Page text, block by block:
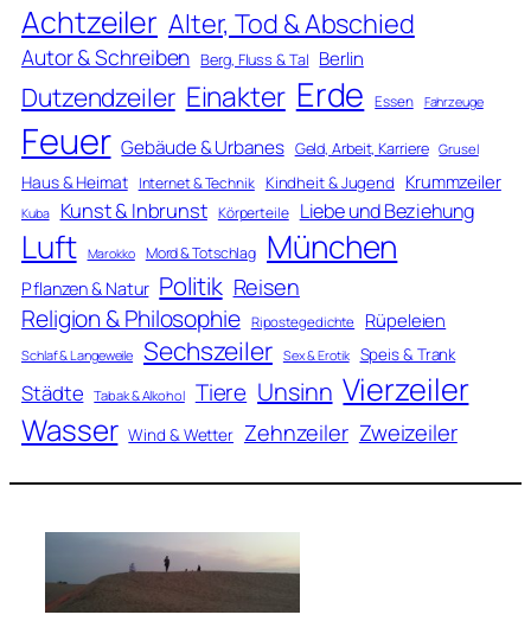
Achtzeiler Alter, Tod & Abschied
Autor & Schreiben Berg, Fluss & Tal Berlin
Dutzendzeiler Einakter Erde Essen Fahrzeuge
Feuer Gebäude & Urbanes Geld, Arbeit, Karriere Grusel
Haus & Heimat Internet & Technik Kindheit & Jugend Krummzeiler
Kuba Kunst & Inbrunst Körperteile Liebe und Beziehung
Luft Marokko Mord & Totschlag München
Pflanzen & Natur Politik Reisen
Religion & Philosophie Ripostegedichte Rüpeleien
Schlaf & Langeweile Sechszeiler Sex & Erotik Speis & Trank
Städte Tabak & Alkohol Tiere Unsinn Vierzeiler
Wasser Wind & Wetter Zehnzeiler Zweizeiler